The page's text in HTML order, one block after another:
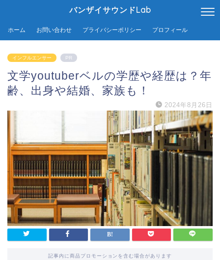
バンザイサウンドLab
ホーム お問い合わせ プライバシーポリシー プロフィール
インフルエンサー PR
文学youtuberベルの学歴や経歴は？年
齢、出身や結婚、家族も！
2024年8月26日
記事内に商品プロモーションを含む場合があります